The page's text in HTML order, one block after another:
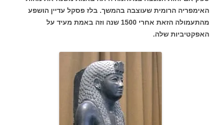
האימפריה הרומית שעוצבה בהמשך. בלז פסקל עדיין הושפע
מהתעמולה הזאת אחרי 1500 שנה וזה באמת מעיד על
האפקטיביות שלה.